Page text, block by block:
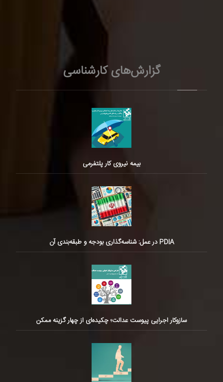
گزارش‌های کارشناسی
بیمه نیروی کار پلتفرمی
PDIA در عمل: شناسه‌گذاری بودجه و طبقه‌بندی آن
سازوکار اجرایی پیوست عدالت؛ چکیده‌ای از چهار گزینه ممکن